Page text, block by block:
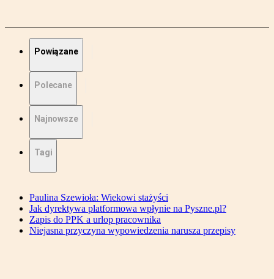
Powiązane
Polecane
Najnowsze
Tagi
Paulina Szewioła: Wiekowi stażyści
Jak dyrektywa platformowa wpłynie na Pyszne.pl?
Zapis do PPK a urlop pracownika
Niejasna przyczyna wypowiedzenia narusza przepisy